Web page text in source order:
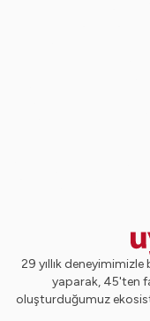
29 yıllık
yaparak, 45'ten
oluşturduğumuz